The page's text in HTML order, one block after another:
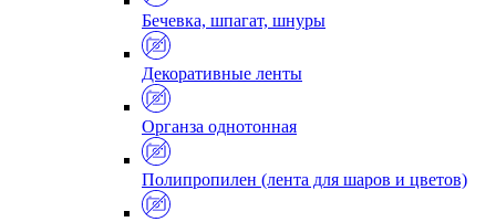
Бечевка, шпагат, шнуры
Декоративные ленты
Органза однотонная
Полипропилен (лента для шаров и цветов)